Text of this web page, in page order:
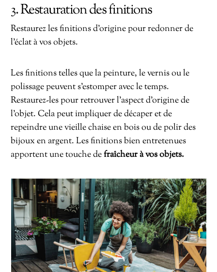
3. Restauration des finitions
Restaurez les finitions d’origine pour redonner de
l’éclat à vos objets.
Les finitions telles que la peinture, le vernis ou le
polissage peuvent s’estomper avec le temps.
Restaurez-les pour retrouver l’aspect d’origine de
l’objet. Cela peut impliquer de décaper et de
repeindre une vieille chaise en bois ou de polir des
bijoux en argent. Les finitions bien entretenues
apportent une touche defraîcheur à vos objets.